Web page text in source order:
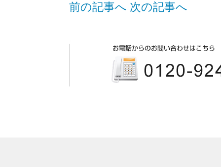
前の記事へ 次の記事へ